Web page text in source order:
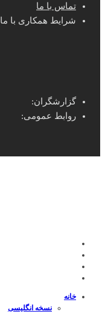
تماس با ما
شرایط همکاری با ما
گزارشگران:
روابط عمومی:
خانه
نسخه انگلیسی